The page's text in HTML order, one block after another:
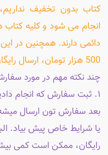
کتاب بدون تخفیف
دائمی دارند. همچنین در
500 هزار تومان، ارسال رایگان هست...
چند نکته مهم در مورد
۱. ثبت سفارش که انجام
بعد سفارش تون ارسال
یا شرایط خاص پیش بیاد.
رایگان، ممکن است کمی